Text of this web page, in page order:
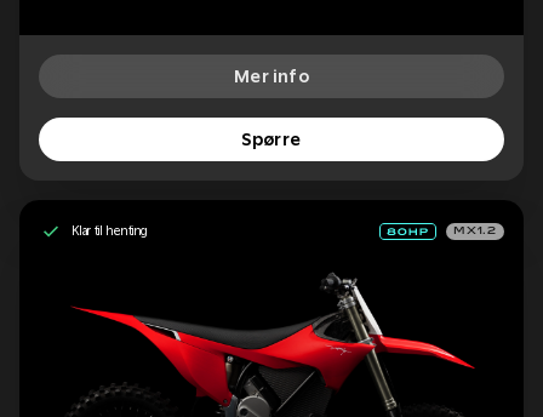
Mer info
Spørre
Klar til henting MX1.2